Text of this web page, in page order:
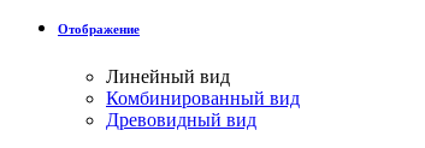
Отображение
Линейный вид
Комбинированный вид
Древовидный вид